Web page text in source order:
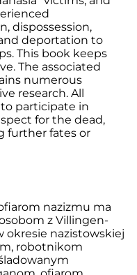
dispossession,
deportation to
This book keeps
The associated
numerous
research. All
participate in
for the dead,
further fates or
nazizmu ma
z Villingen-
okresie nazistowskiej
robotnikom